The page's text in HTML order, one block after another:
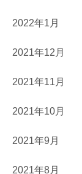
2022年1月
2021年12月
2021年11月
2021年10月
2021年9月
2021年8月